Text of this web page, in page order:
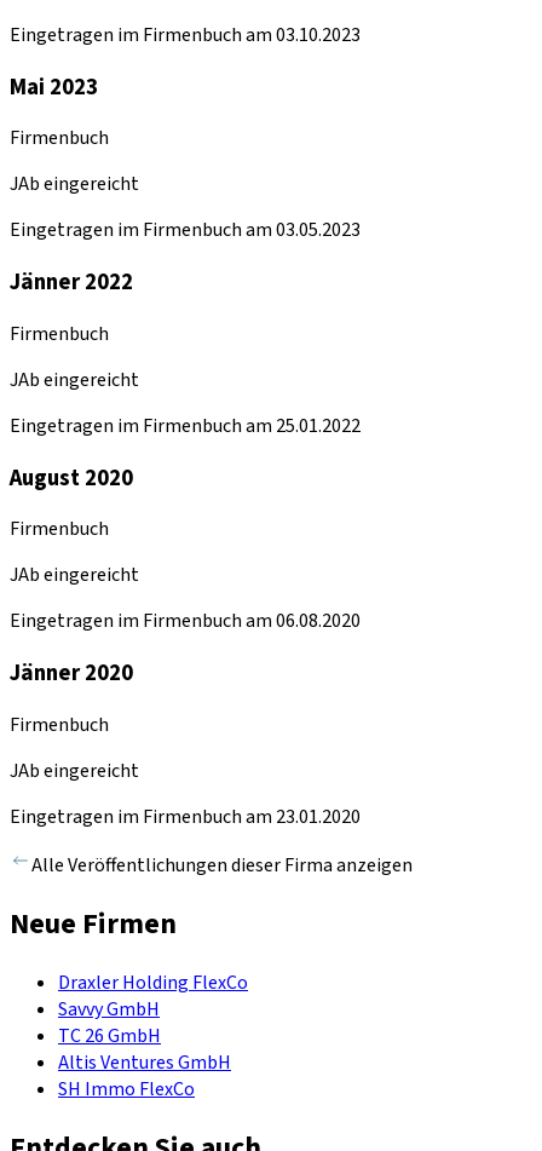
Eingetragen im Firmenbuch am 03.10.2023
Mai 2023
Firmenbuch
JAb eingereicht
Eingetragen im Firmenbuch am 03.05.2023
Jänner 2022
Firmenbuch
JAb eingereicht
Eingetragen im Firmenbuch am 25.01.2022
August 2020
Firmenbuch
JAb eingereicht
Eingetragen im Firmenbuch am 06.08.2020
Jänner 2020
Firmenbuch
JAb eingereicht
Eingetragen im Firmenbuch am 23.01.2020
Alle Veröffentlichungen dieser Firma anzeigen
Neue Firmen
Draxler Holding FlexCo
Savvy GmbH
TC 26 GmbH
Altis Ventures GmbH
SH Immo FlexCo